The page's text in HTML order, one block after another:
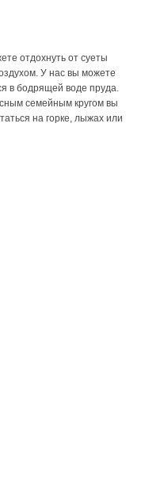
отдохнуть от суеты
У нас вы можете
в бодрящей воде пруда.
семейным кругом вы
на горке, лыжах или